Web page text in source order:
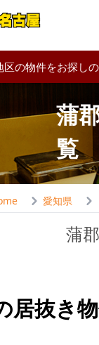
区の物件をお探
蒲
覧
愛知県
蒲
居抜き